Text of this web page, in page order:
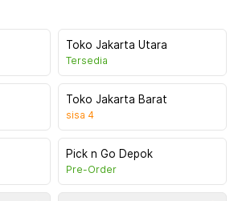
Toko Jakarta Utara
Tersedia
Toko Jakarta Barat
sisa 4
Pick n Go Depok
Pre-Order